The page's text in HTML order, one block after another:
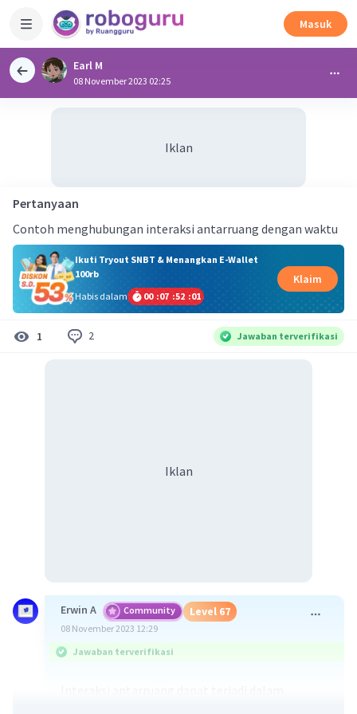
Masuk
Earl M
08 November 2023 02:25
Iklan
Pertanyaan
Contoh menghubungan interaksi antarruang dengan waktu
Ikuti Tryout SNBT & Menangkan E-Wallet
100rb
Habis dalam
00 :07 :52 :01
Klaim
1 2 Jawaban terverifikasi
Iklan
Erwin A Community Level 67
08 November 2023 12:29
Jawaban terverifikasi